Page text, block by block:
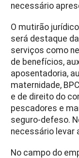
necessário
O mutirão
será destaque
serviços como
de benefícios,
aposentadoria,
maternidade,
e de direito do
pescadores e
seguro-defeso.
necessário levar
No campo do